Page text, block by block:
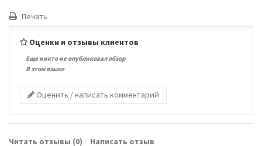
Печать
Оценки и отзывы клиентов
Еще никто не опубликовал обзор
В этом языке
Оценить / написать комментарий
Читать отзывы (0) Написать отзыв